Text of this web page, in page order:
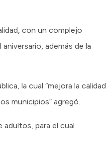
con un complejo
además de la
la cual “mejora la calidad
municipios” agregó.
para el cual